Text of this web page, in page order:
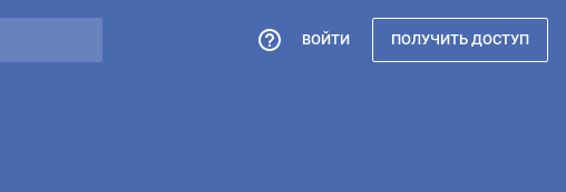
ВОЙТИ ПОЛУЧИТЬ ДОСТУП